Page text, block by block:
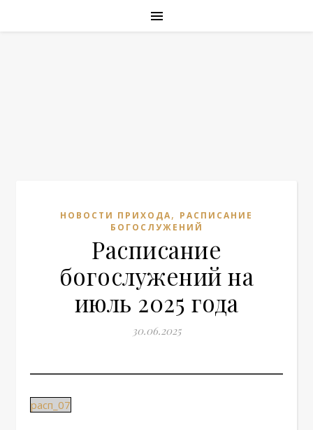
НОВОСТИ ПРИХОДА, РАСПИСАНИЕ
БОГОСЛУЖЕНИЙ
Расписание
богослужений на
июль 2025 года
30.06.2025
расп_07